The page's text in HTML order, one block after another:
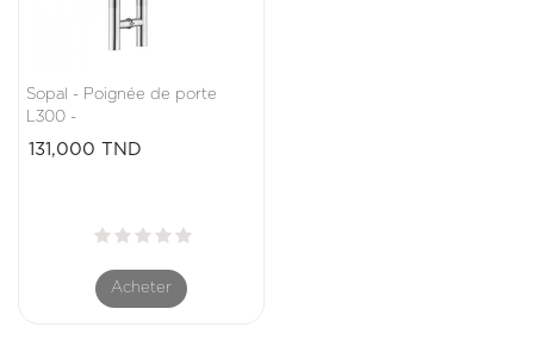
Sopal - Poignée de porte
L300 -
Prix
131,000 TND
Acheter